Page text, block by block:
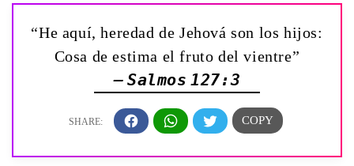
“He aquí, heredad de Jehová son los hijos:
Cosa de estima el fruto del vientre”
— Salmos 127:3